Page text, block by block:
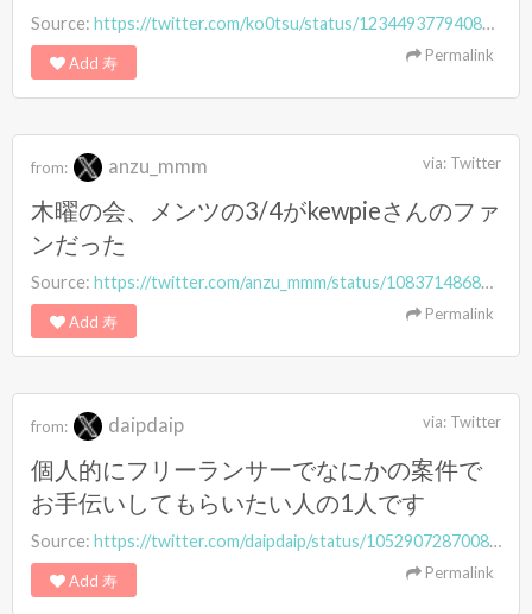
Source: https://twitter.com/ko0tsu/status/1234493779408646144
Add 寿 Permalink
from: anzu_mmm via: Twitter
木曜の会、メンツの3/4がkewpieさんのファ
ンだった
Source: https://twitter.com/anzu_mmm/status/1083714868937555968
Add 寿 Permalink
from: daipdaip via: Twitter
個人的にフリーランサーでなにかの案件で
お手伝いしてもらいたい人の1人です
Source: https://twitter.com/daipdaip/status/1052907287008882690
Add 寿 Permalink